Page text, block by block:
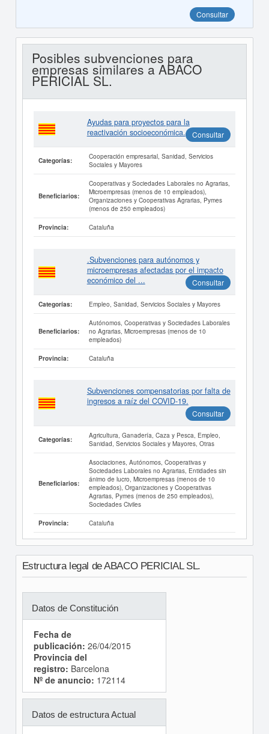
Consultar
Posibles subvenciones para
empresas similares a ABACO
PERICIAL SL.
Ayudas para proyectos para la
reactivación socioeconómica.
Consultar
Categorías:
Cooperación empresarial, Sanidad, Servicios
Sociales y Mayores
Beneficiarios:
Cooperativas y Sociedades Laborales no Agrarias,
Microempresas (menos de 10 empleados),
Organizaciones y Cooperativas Agrarias, Pymes
(menos de 250 empleados)
Provincia: Cataluña
.Subvenciones para autónomos y
microempresas afectadas por el impacto
económico del ...
Consultar
Categorías: Empleo, Sanidad, Servicios Sociales y Mayores
Beneficiarios:
Autónomos, Cooperativas y Sociedades Laborales
no Agrarias, Microempresas (menos de 10
empleados)
Provincia: Cataluña
Subvenciones compensatorias por falta de
ingresos a raíz del COVID-19.
Consultar
Categorías:
Agricultura, Ganadería, Caza y Pesca, Empleo,
Sanidad, Servicios Sociales y Mayores, Otras
Beneficiarios:
Asociaciones, Autónomos, Cooperativas y
Sociedades Laborales no Agrarias, Entidades sin
ánimo de lucro, Microempresas (menos de 10
empleados), Organizaciones y Cooperativas
Agrarias, Pymes (menos de 250 empleados),
Sociedades Civiles
Provincia: Cataluña
Estructura legal de ABACO PERICIAL SL.
Datos de Constitución
Fecha de
publicación: 26/04/2015
Provincia del
registro: Barcelona
Nº de anuncio: 172114
Datos de estructura Actual